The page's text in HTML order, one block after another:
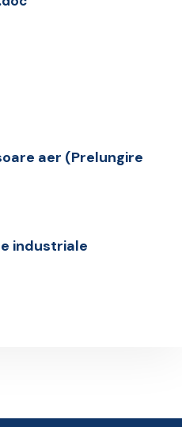
aer (Prelungire
industriale